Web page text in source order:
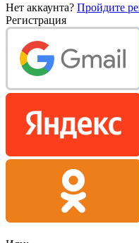
Нет аккаунта? Пройдите
Регистрация